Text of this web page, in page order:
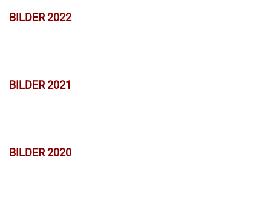
BILDER 2022
BILDER 2021
BILDER 2020